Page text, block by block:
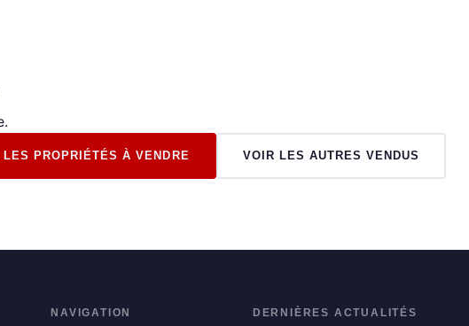
LES PROPRIÉTÉS À VENDRE VOIR LES AUTRES VENDUS
NAVIGATION DERNIÈRES ACTUALITÉS